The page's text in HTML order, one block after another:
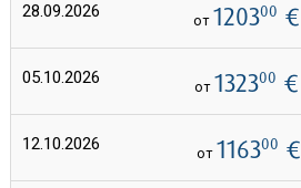
28.09.2026 от 120300 €
05.10.2026 от 132300 €
12.10.2026 от 116300 €